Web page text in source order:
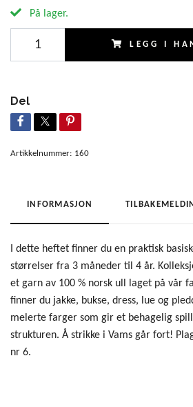
På lager.
LEGG I
Del
Artikkelnummer: 160
INFORMASJON
I dette heftet finner du en praktisk
størrelser fra 3 måneder til 4 år.
et garn av 100 % norsk ull laget på vår
finner du jakke, bukse, dress, lue og
melerte farger som gir et behagelig
strukturen. Å strikke i Vams går fort!
nr 6.